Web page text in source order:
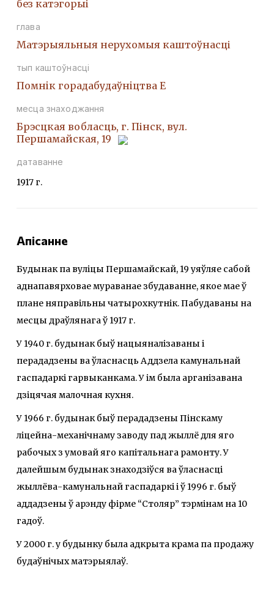
без катэгорыі
глава
Матэрыяльныя нерухомыя каштоўнасці
тып каштоўнасці
Помнiк горадабудаўнiцтва Е
месца знаходжання
Брэсцкая вобласць, г. Пінск, вул.
Першамайская, 19
датаванне
1917 г.
Апісанне
Будынак па вуліцы Першамайскай, 19 уяўляе сабой
аднапавярховае мураванае збудаванне, якое мае ў
плане няправільны чатырохкутнік. Пабудаваны на
месцы драўлянага ў 1917 г.
У 1940 г. будынак быў нацыяналізаваны і
перададзены ва ўласнасць Аддзела камунальнай
гаспадаркі гарвыканкама. У ім была арганізавана
дзіцячая малочная кухня.
У 1966 г. будынак быў перададзены Пінскаму
ліцейна-механічнаму заводу пад жыллё для яго
рабочых з умовай яго капітальнага рамонту. У
далейшым будынак знаходзіўся ва ўласнасці
жыллёва-камунальнай гаспадаркі і ў 1996 г. быў
аддадзены ў арэнду фірме “Столяр” тэрмінам на 10
гадоў.
У 2000 г. у будынку была адкрыта крама па продажу
будаўнічых матэрыялаў.